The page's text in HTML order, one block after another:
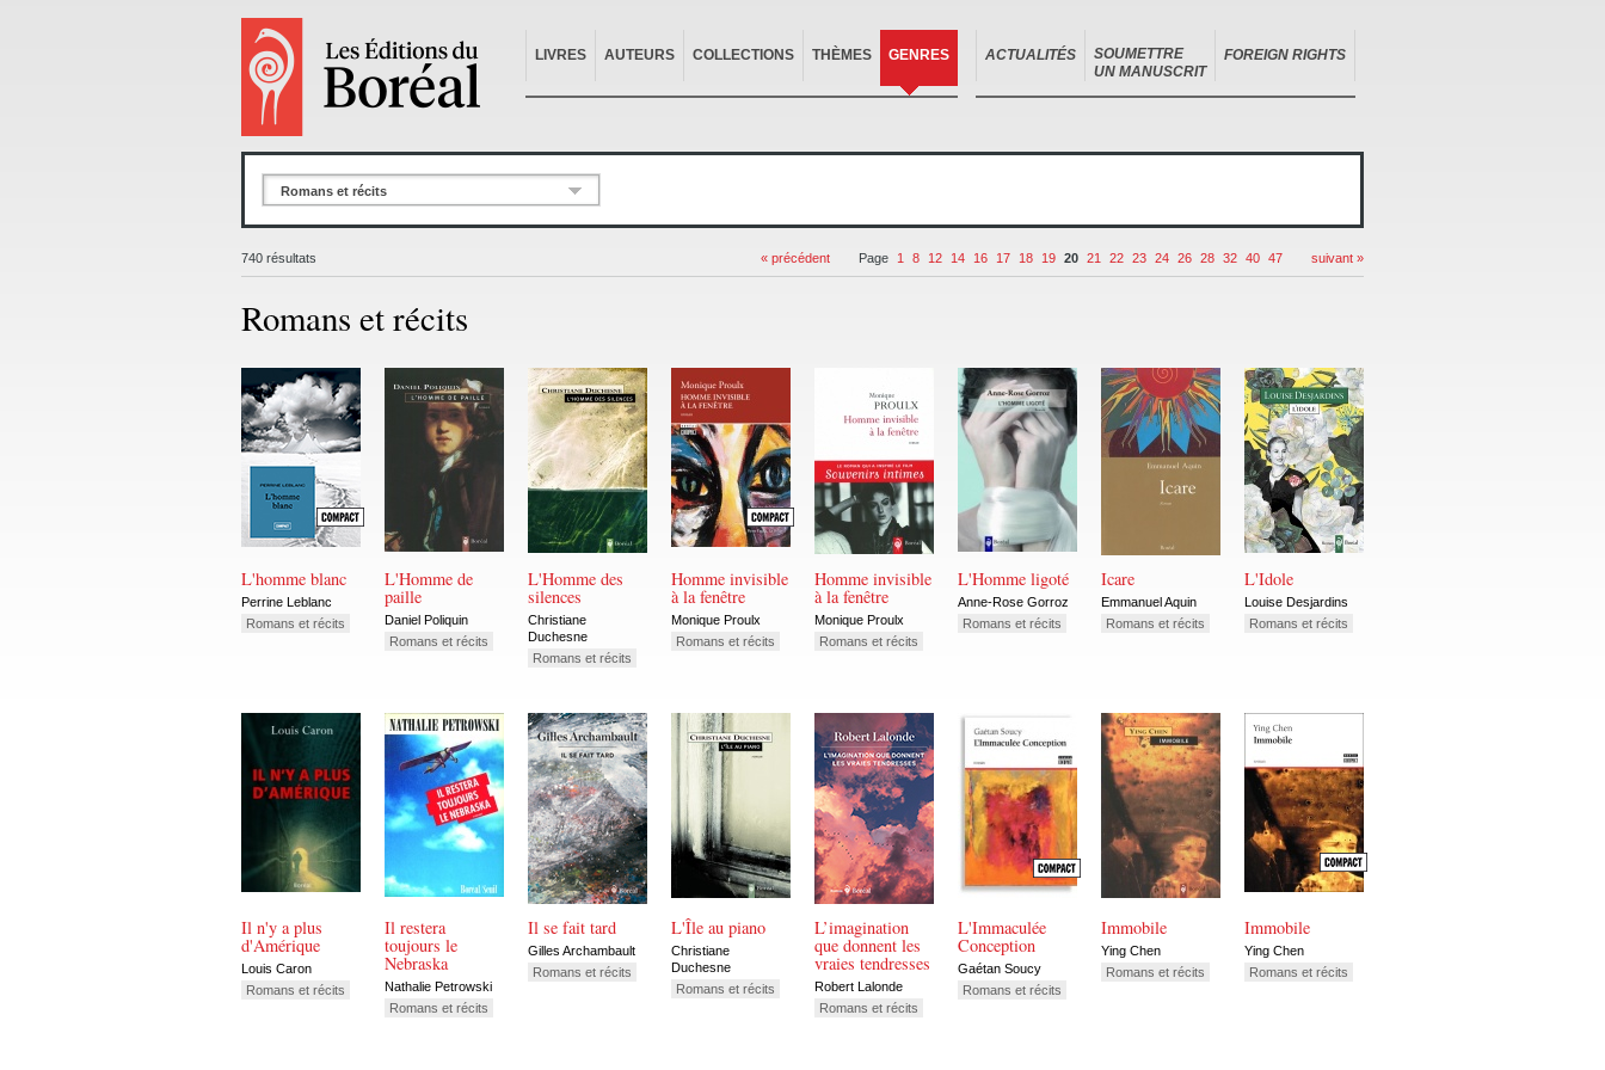
LIVRES AUTEURS COLLECTIONS THÈMES GENRES ACTUALITÉS
SOUMETTRE
UN MANUSCRIT
FOREIGN RIGHTS
Romans et récits
740 résultats « précédent Page 1 8 12 14 16 17 18 19 20 21 22 23 24 26 28 32 40 47 suivant »
Romans et récits
L'homme blanc
Perrine Leblanc
Romans et récits
L'Homme de
paille
Daniel Poliquin
Romans et récits
L'Homme des
silences
Christiane
Duchesne
Romans et récits
Homme invisible
à la fenêtre
Monique Proulx
Romans et récits
Homme invisible
à la fenêtre
Monique Proulx
Romans et récits
L'Homme ligoté
Anne-Rose Gorroz
Romans et récits
Icare
Emmanuel Aquin
Romans et récits
L'Idole
Louise Desjardins
Romans et récits
Il n'y a plus
d'Amérique
Louis Caron
Romans et récits
Il restera
toujours le
Nebraska
Nathalie Petrowski
Romans et récits
Il se fait tard
Gilles Archambault
Romans et récits
L'Île au piano
Christiane
Duchesne
Romans et récits
L’imagination
que donnent les
vraies tendresses
Robert Lalonde
Romans et récits
L'Immaculée
Conception
Gaétan Soucy
Romans et récits
Immobile
Ying Chen
Romans et récits
Immobile
Ying Chen
Romans et récits